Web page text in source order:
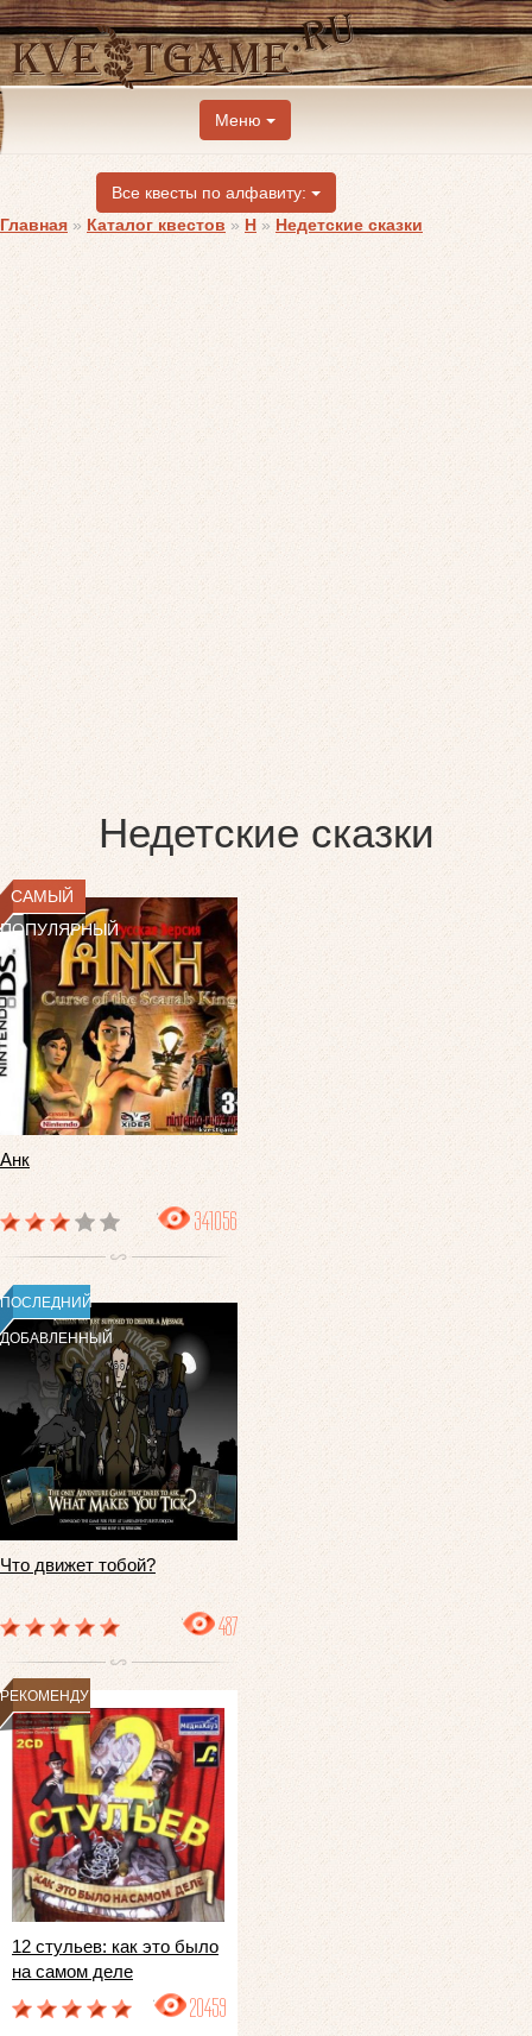
Меню
Все квесты по алфавиту:
Главная » Каталог квестов » Н » Недетские сказки
Недетские сказки
САМЫЙ
ПОПУЛЯРНЫЙ
Анк
341056
ПОСЛЕДНИЙ
ДОБАВЛЕННЫЙ
Что движет тобой?
487
РЕКОМЕНДУЕМ
12 стульев: как это было
на самом деле
20459